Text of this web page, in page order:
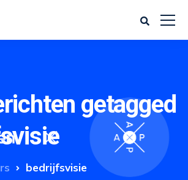
getagged
bedrijfsvisie